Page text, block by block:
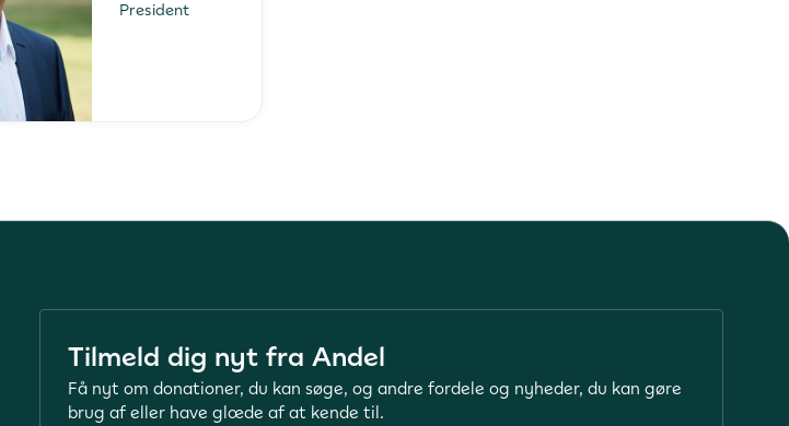
President
Tilmeld dig nyt fra Andel
Få nyt om donationer, du kan søge, og andre fordele og nyheder, du kan gøre
brug af eller have glæde af at kende til.